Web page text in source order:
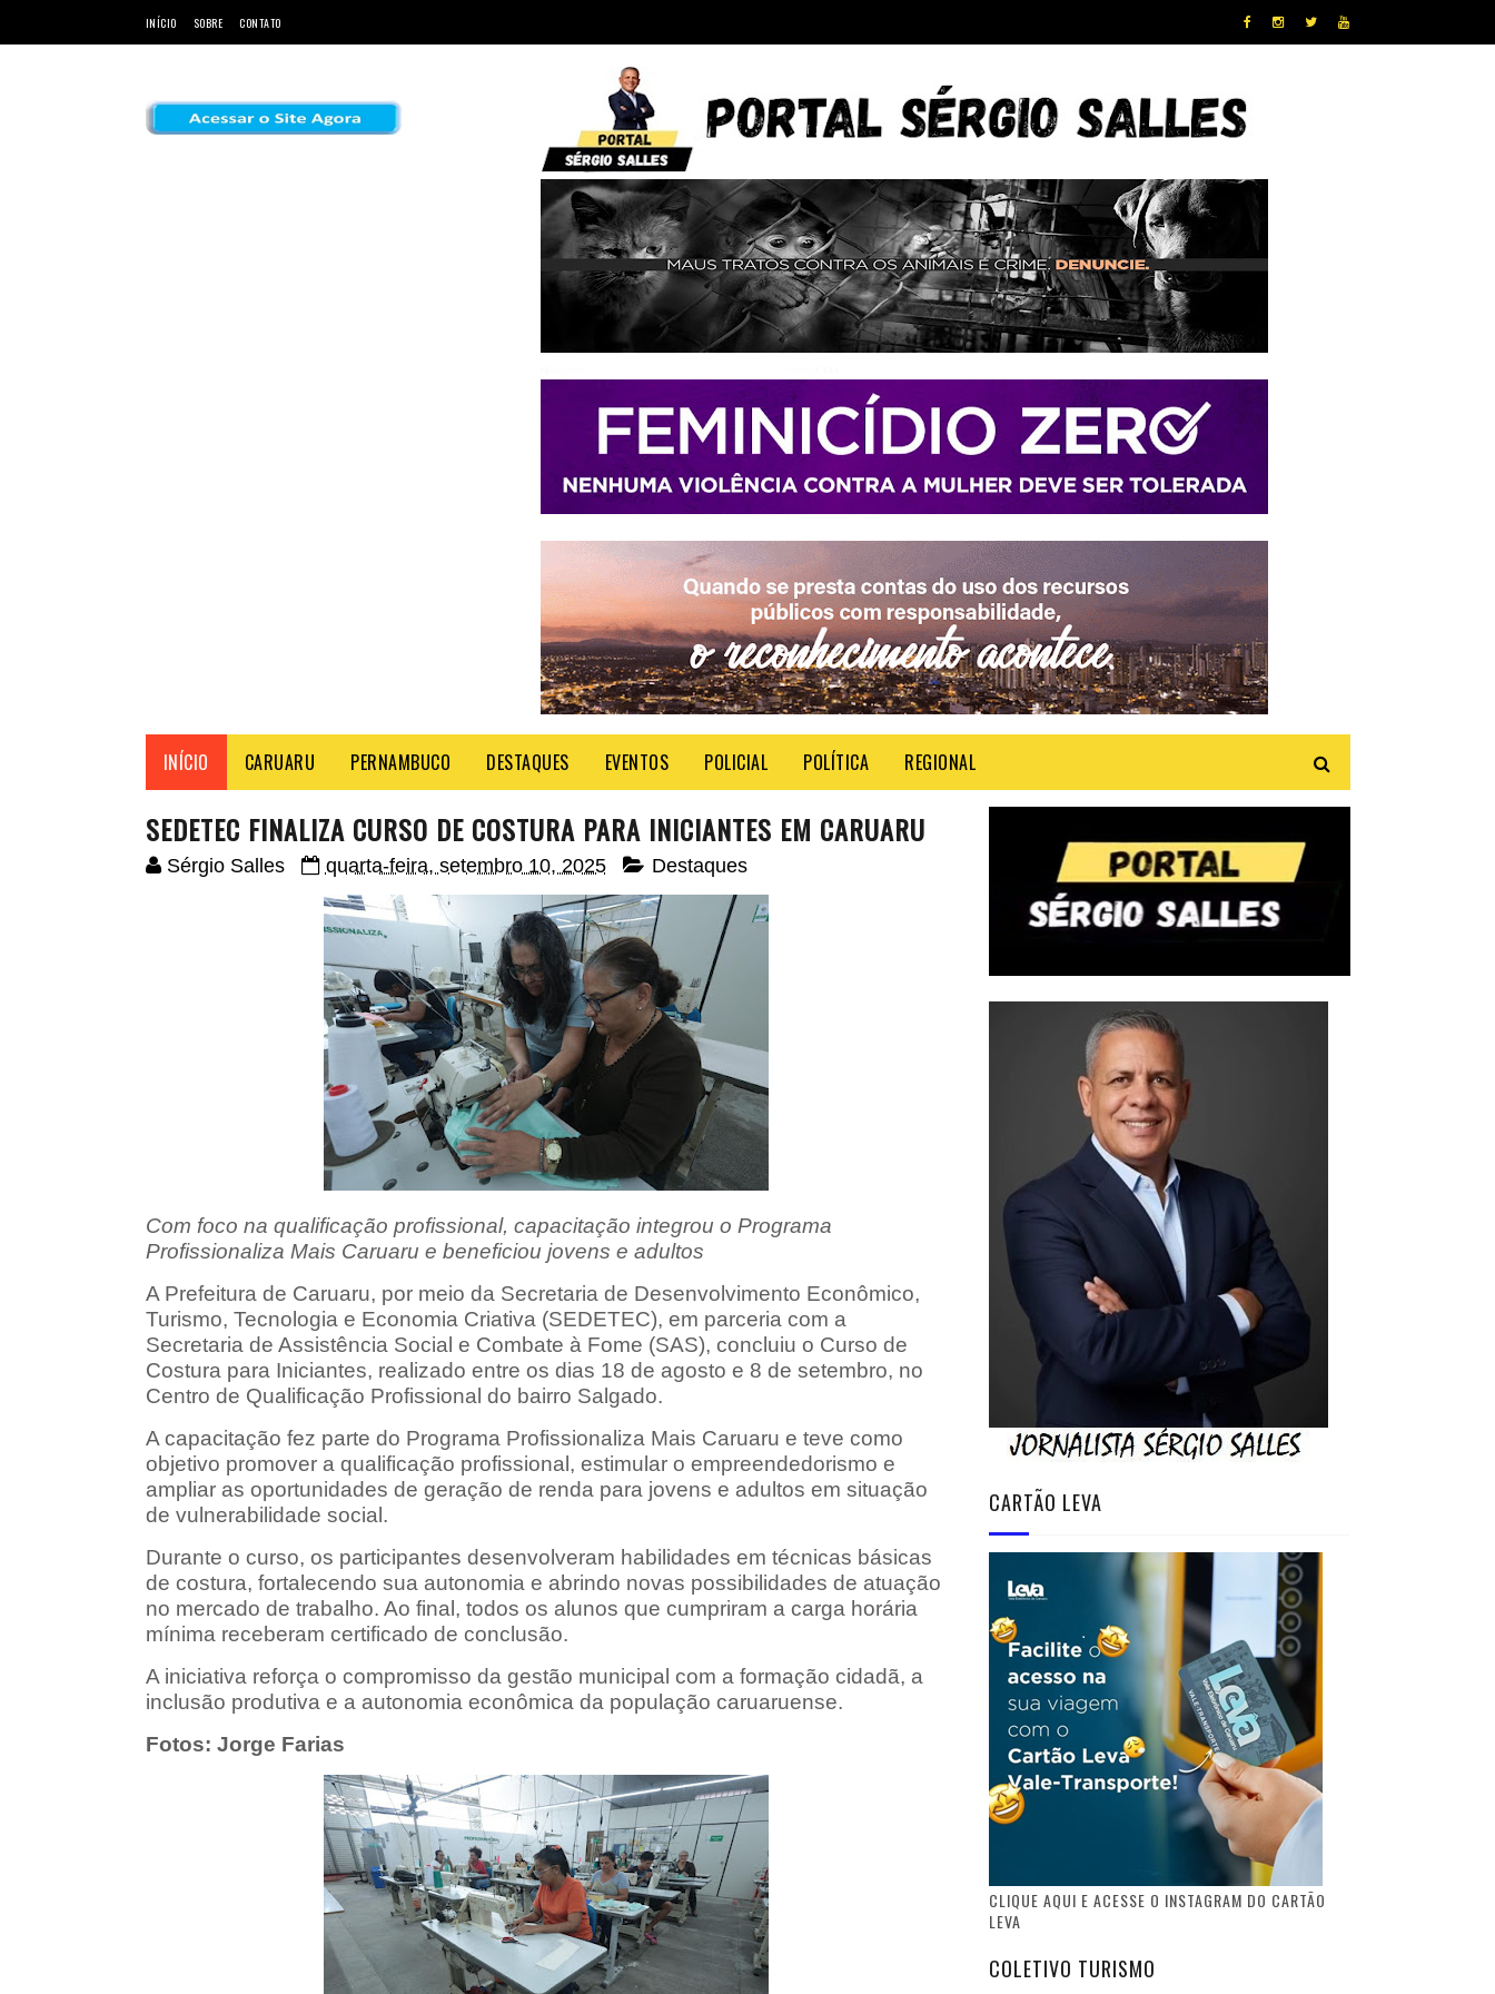
INÍCIO SOBRE CONTATO
INÍCIO CARUARU PERNAMBUCO DESTAQUES EVENTOS POLICIAL POLÍTICA REGIONAL
SEDETEC FINALIZA CURSO DE COSTURA PARA INICIANTES EM CARUARU
Sérgio Salles quarta-feira, setembro 10, 2025 Destaques
Com foco na qualificação profissional, capacitação integrou o Programa
Profissionaliza Mais Caruaru e beneficiou jovens e adultos
A Prefeitura de Caruaru, por meio da Secretaria de Desenvolvimento Econômico,
Turismo, Tecnologia e Economia Criativa (SEDETEC), em parceria com a
Secretaria de Assistência Social e Combate à Fome (SAS), concluiu o Curso de
Costura para Iniciantes, realizado entre os dias 18 de agosto e 8 de setembro, no
Centro de Qualificação Profissional do bairro Salgado.
A capacitação fez parte do Programa Profissionaliza Mais Caruaru e teve como
objetivo promover a qualificação profissional, estimular o empreendedorismo e
ampliar as oportunidades de geração de renda para jovens e adultos em situação
de vulnerabilidade social.
Durante o curso, os participantes desenvolveram habilidades em técnicas básicas
de costura, fortalecendo sua autonomia e abrindo novas possibilidades de atuação
no mercado de trabalho. Ao final, todos os alunos que cumpriram a carga horária
mínima receberam certificado de conclusão.
A iniciativa reforça o compromisso da gestão municipal com a formação cidadã, a
inclusão produtiva e a autonomia econômica da população caruaruense.
Fotos: Jorge Farias
CARTÃO LEVA
CLIQUE AQUI E ACESSE O INSTAGRAM DO CARTÃO
LEVA
COLETIVO TURISMO